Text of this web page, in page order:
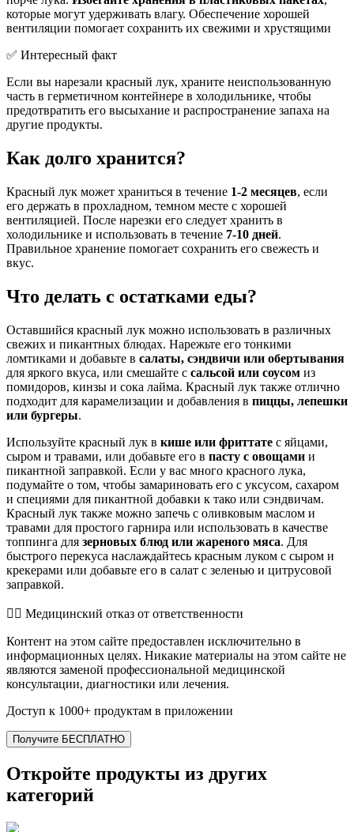
которые могут удерживать влагу. Обеспечение хорошей
вентиляции помогает сохранить их свежими и хрустящими
✅ Интересный факт
Если вы нарезали красный лук, храните неиспользованную
часть в герметичном контейнере в холодильнике, чтобы
предотвратить его высыхание и распространение запаха на
другие продукты.
Как долго хранится?
Красный лук может храниться в течение 1-2 месяцев, если
его держать в прохладном, темном месте с хорошей
вентиляцией. После нарезки его следует хранить в
холодильнике и использовать в течение 7-10 дней.
Правильное хранение помогает сохранить его свежесть и
вкус.
Что делать с остатками еды?
Оставшийся красный лук можно использовать в различных
свежих и пикантных блюдах. Нарежьте его тонкими
ломтиками и добавьте в салаты, сэндвичи или обертывания
для яркого вкуса, или смешайте с сальсой или соусом из
помидоров, кинзы и сока лайма. Красный лук также отлично
подходит для карамелизации и добавления в пиццы, лепешки
или бургеры.
Используйте красный лук в кише или фриттате с яйцами,
сыром и травами, или добавьте его в пасту с овощами и
пикантной заправкой. Если у вас много красного лука,
подумайте о том, чтобы замариновать его с уксусом, сахаром
и специями для пикантной добавки к тако или сэндвичам.
Красный лук также можно запечь с оливковым маслом и
травами для простого гарнира или использовать в качестве
топпинга для зерновых блюд или жареного мяса. Для
быстрого перекуса наслаждайтесь красным луком с сыром и
крекерами или добавьте его в салат с зеленью и цитрусовой
заправкой.
👨‍⚕️️ Медицинский отказ от ответственности
Контент на этом сайте предоставлен исключительно в
информационных целях. Никакие материалы на этом сайте не
являются заменой профессиональной медицинской
консультации, диагностики или лечения.
Доступ к 1000+ продуктам в приложении
Получите БЕСПЛАТНО
Откройте продукты из других
категорий